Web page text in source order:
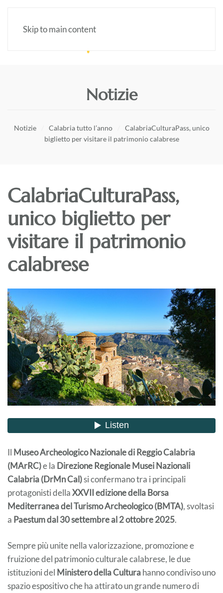
Skip to main content
Notizie
Notizie Calabria tutto l’anno
CalabriaCulturaPass, unico
biglietto per visitare il patrimonio calabrese
CalabriaCulturaPass,
unico biglietto per
visitare il patrimonio
calabrese
Il Museo Archeologico Nazionale di Reggio Calabria
(MArRC)e la Direzione Regionale Musei Nazionali
Calabria (DrMn Cal)si confermano tra i principali
protagonisti dellaXXVII edizione della Borsa
Mediterranea del Turismo Archeologico (BMTA), svoltasi
a Paestum dal 30 settembre al 2 ottobre 2025.
Sempre più unite nella valorizzazione, promozione e
fruizione del patrimonio culturale calabrese, le due
istituzioni del Ministero della Culturahanno condiviso uno
spazio espositivo che ha attirato un grande numero di